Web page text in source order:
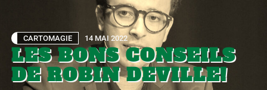
CARTOMAGIE 14 MAI 2022
LES BONS CONSEILS
DE ROBIN DEVILLE!